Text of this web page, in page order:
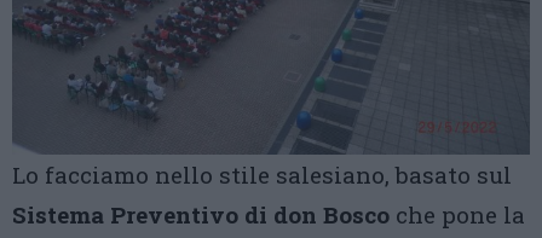
Lo facciamo nello stile salesiano, basato sul
Sistema Preventivo di don Bosco che pone la